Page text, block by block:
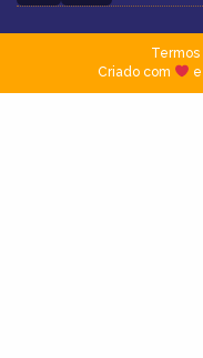
Termos|
Criado com
e